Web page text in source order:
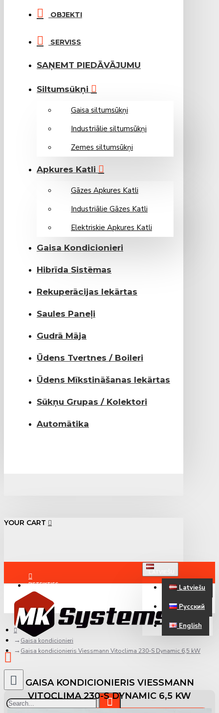
OBJEKTI
SERVISS
SAŅEMT PIEDĀVĀJUMU
Siltumsūkņi
Gaisa siltumsūkņi
Industriālie siltumsūkņi
Zemes siltumsūkņi
Apkures Katli
Gāzes Apkures Katli
Industriālie Gāzes Katli
Elektriskie Apkures Katli
Gaisa Kondicionieri
Hibrīda Sistēmas
Rekuperācijas Iekārtas
Saules Paneļi
Gudrā Māja
Ūdens Tvertnes / Boileri
Ūdens Mīkstināšanas Iekārtas
Sūkņu Grupas / Kolektori
Automātika
YOUR CART
PIETEIKTIES
REĢISTRĒTIES
Latviešu
Русский
English
Gaisa kondicionieri
Gaisa kondicionieris Viessmann Vitoclima 230-S Dynamic 6,5 kW
GAISA KONDICIONIERIS VIESSMANN
VITOCLIMA 230-S DYNAMIC 6,5 KW